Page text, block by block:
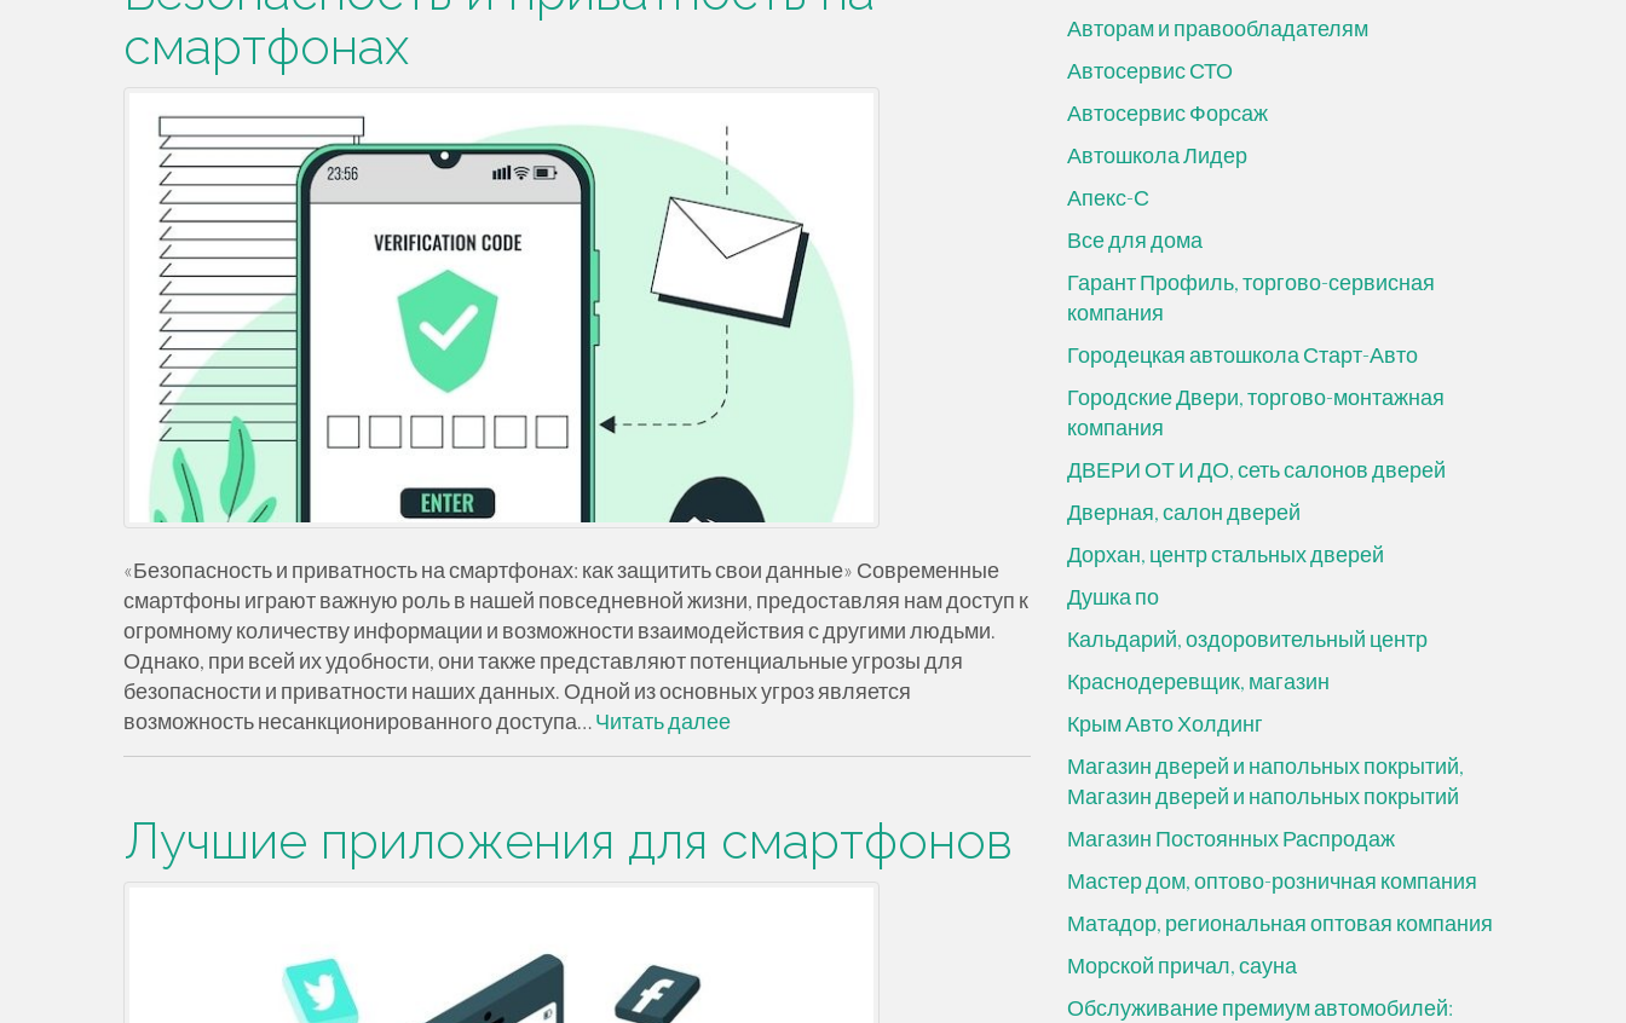
смартфонах
«Безопасность и приватность на смартфонах: как защитить свои данные» Современные
смартфоны играют важную роль в нашей повседневной жизни, предоставляя нам доступ к
огромному количеству информации и возможности взаимодействия с другими людьми.
Однако, при всей их удобности, они также представляют потенциальные угрозы для
безопасности и приватности наших данных. Одной из основных угроз является
возможность несанкционированного доступа…Читать далее
Лучшие приложения для смартфонов
Авторам и правообладателям
Автосервис СТО
Автосервис Форсаж
Автошкола Лидер
Апекс-С
Все для дома
Гарант Профиль, торгово-сервисная
компания
Городецкая автошкола Старт-Авто
Городские Двери, торгово-монтажная
компания
ДВЕРИ ОТ И ДО, сеть салонов дверей
Дверная, салон дверей
Дорхан, центр стальных дверей
Душка по
Кальдарий, оздоровительный центр
Краснодеревщик, магазин
Крым Авто Холдинг
Магазин дверей и напольных покрытий,
Магазин дверей и напольных покрытий
Магазин Постоянных Распродаж
Мастер дом, оптово-розничная компания
Матадор, региональная оптовая компания
Морской причал, сауна
Обслуживание премиум автомобилей: